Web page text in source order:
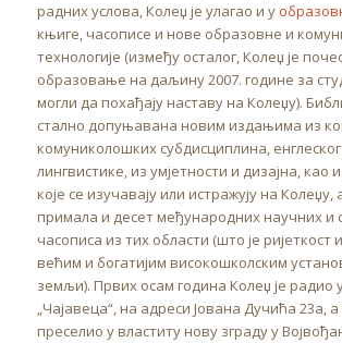
радних услова, Колеџ је улагао и у
књиге, часописе и нове образовне и
технологије (између осталог, Колеџ је
образовање на даљину 2007. године за
могли да похађају наставу на Колеџу).
стално допуњавана новим издањима из
комуниколошких субдисциплина, енглеског
лингвистике, из умјетности и дизајна, као
које се изучавају или истражују на Колеџу,
примала и десет међународних научних и
часописа из тих области (што је ријеткост
већим и богатијим високошколским
земљи). Првих осам година Колеџ је радио
„Чајавеца“, на адреси Јована Дучића 23а, а
преселио у властиту нову зграду у